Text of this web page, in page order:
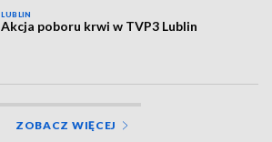
LUBLIN
Akcja poboru krwi w TVP3 Lublin
ZOBACZ WIĘCEJ